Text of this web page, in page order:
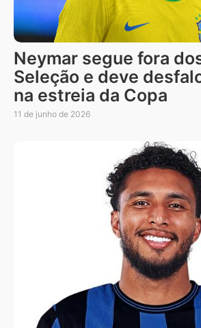
Neymar segue fora
Seleção e deve
na estreia da Copa
11 de junho de 2026